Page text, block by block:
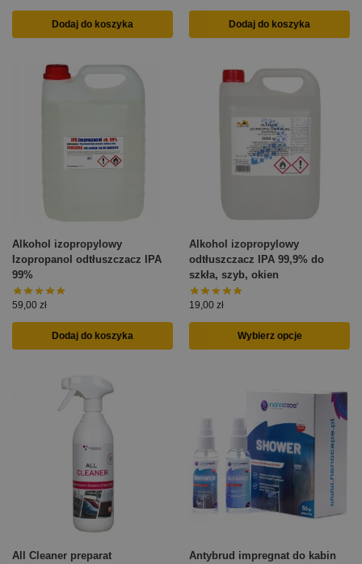
Dodaj do koszyka Dodaj do koszyka
Alkohol izopropylowy
Izopropanol odtłuszczacz IPA
99%
59,00 zł
Dodaj do koszyka
Alkohol izopropylowy
odtłuszczacz IPA 99,9% do
szkła, szyb, okien
19,00 zł
Wybierz opcje
All Cleaner preparat
Antybrud impregnat do kabin